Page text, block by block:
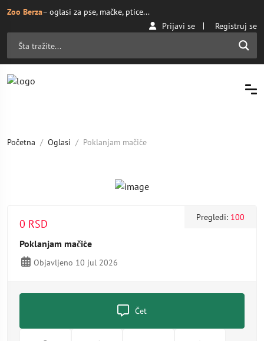
Zoo Berza– oglasi za pse, mačke, ptice...
Prijavi se
Registruj se
Početna Oglasi Poklanjam mačiće
Pregledi: 100
0 RSD
Poklanjam mačiće
Objavljeno 10 jul 2026
Čet